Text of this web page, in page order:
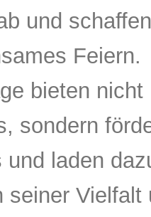
und
Feiern.
bieten
sondern
und laden
seiner Vielfalt